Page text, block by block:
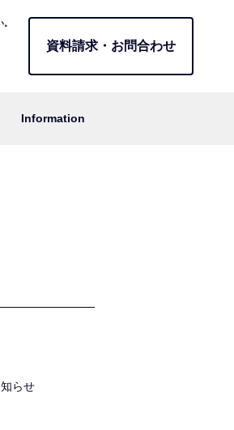
資料請求・お問合わせ
Information
らせ